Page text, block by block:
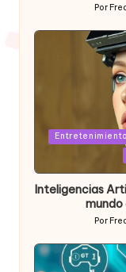
por
Por
Posted
Entretenimiento
Inteligencias
mundo
Por